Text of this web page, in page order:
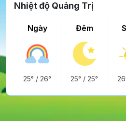
Nhiệt độ Quảng Trị
Ngày
25° /26°
Đêm
25° /25°